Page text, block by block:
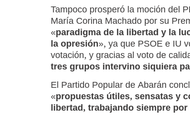
Tampoco prosperó la moción del
María Corina Machado por su
«paradigma de la libertad y la
la opresión», ya que PSOE e IU
votación, y gracias al voto de
tres grupos intervino siquiera
El Partido Popular de Abarán
«propuestas útiles, sensatas y
libertad, trabajando siempre